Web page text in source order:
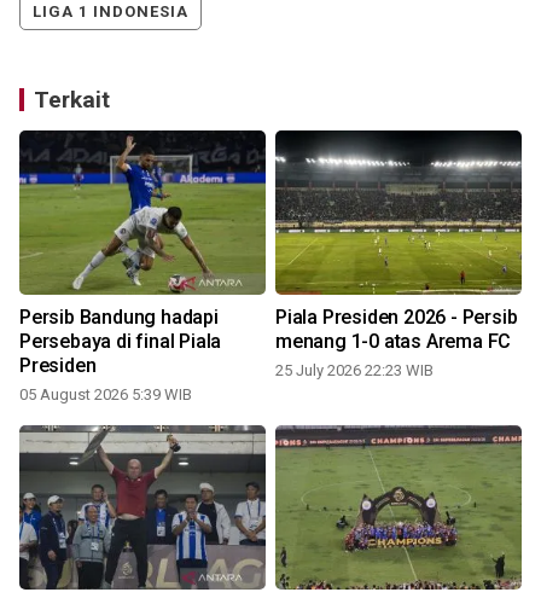
LIGA 1 INDONESIA
Terkait
Persib Bandung hadapi
Persebaya di final Piala
Presiden
05 August 2026 5:39 WIB
Piala Presiden 2026 - Persib
menang 1-0 atas Arema FC
25 July 2026 22:23 WIB